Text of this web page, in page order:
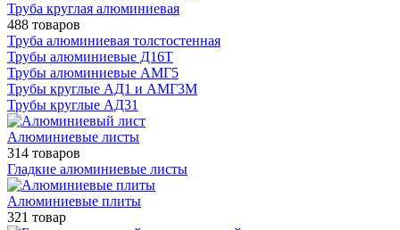
Труба круглая алюминиевая
488 товаров
Труба алюминиевая толстостенная
Трубы алюминиевые Д16Т
Трубы алюминиевые АМГ5
Трубы круглые АД1 и АМГ3М
Трубы круглые АД31
Алюминиевые листы
314 товаров
Гладкие алюминиевые листы
Алюминиевые плиты
321 товар